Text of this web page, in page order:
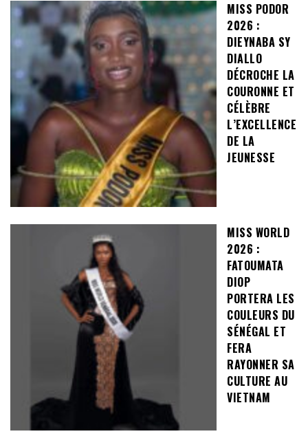
MISS PODOR
2026 :
DIEYNABA SY
DIALLO
DÉCROCHE LA
COURONNE ET
CÉLÈBRE
L’EXCELLENCE
DE LA
JEUNESSE
MISS WORLD
2026 :
FATOUMATA
DIOP
PORTERA LES
COULEURS DU
SÉNÉGAL ET
FERA
RAYONNER SA
CULTURE AU
VIETNAM